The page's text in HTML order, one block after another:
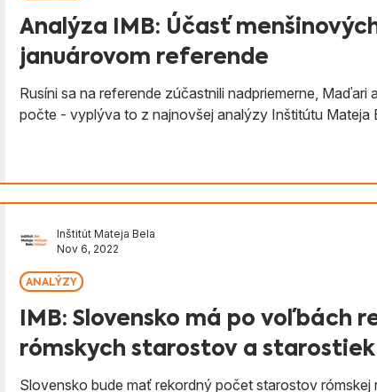
Analýza IMB: Účasť
januárovom referende
Rusíni sa na referende zúčastnili nadpriemerne, Maďari
počte - vyplýva to z najnovšej analýzy Inštitútu Mateja
IMB: Slovensko má po voľbách
rómskych starostov a starostiek
Slovensko bude mať rekordný počet starostov
ANALÝZY
Inštitút Mateja Bela
Nov 6, 2022